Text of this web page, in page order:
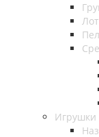
Игрушки